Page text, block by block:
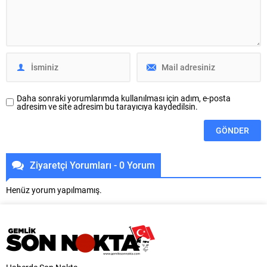
Altyapıya verdiği önem ve
yatırımla...
mahalleye kesintisiz ve sağlıklı
içme suyu...
Daha sonraki yorumlarımda kullanılması için adım, e-posta
adresim ve site adresim bu tarayıcıya kaydedilsin.
Ziyaretçi Yorumları - 0 Yorum
Henüz yorum yapılmamış.